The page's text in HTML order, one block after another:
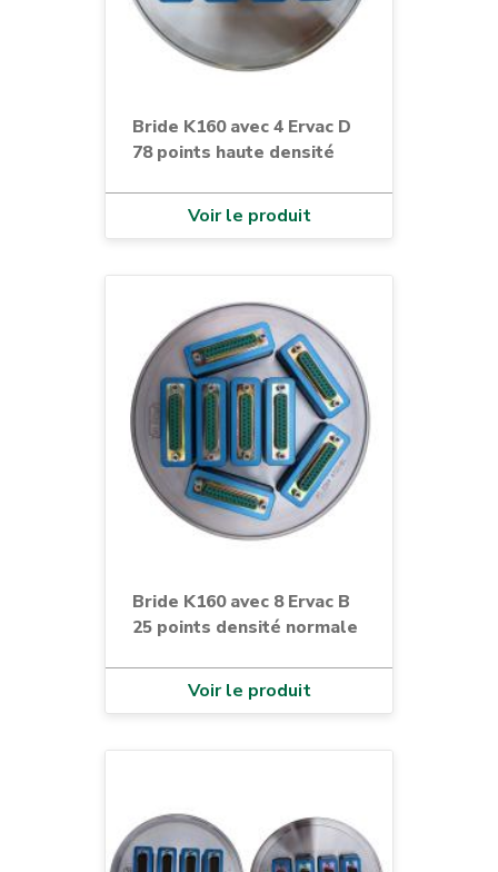
Bride K160 avec 4 Ervac D
78 points haute densité
Voir le produit
Bride K160 avec 8 Ervac B
25 points densité normale
Voir le produit